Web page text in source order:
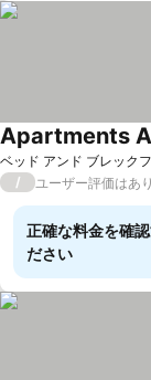
ベッド アンド ブレック
Apartments
/ ユーザー評価はあ
正確な料金を確
ださい